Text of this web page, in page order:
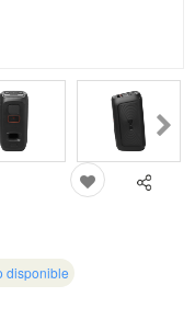
disponible